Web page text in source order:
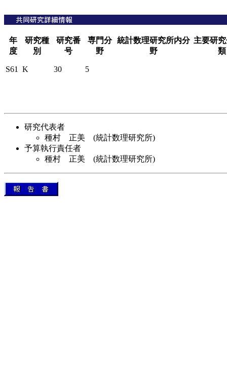
年
度
研究種
別
研究番
号
専門分
野
統計数理研究所内分
野
主要研
類
S61 K 30 5
研究代表者
種村 正美 (統計数理研究所)
予算執行責任者
種村 正美 (統計数理研究所)